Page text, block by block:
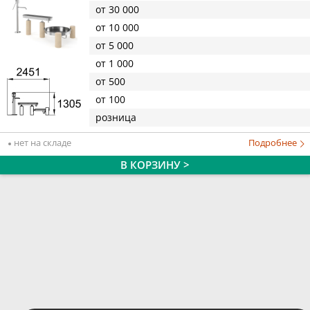
от 30 000
от 10 000
от 5 000
от 1 000
от 500
от 100
розница
нет на складе Подробнее
В КОРЗИНУ >